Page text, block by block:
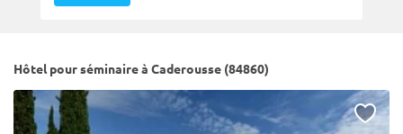
Hôtel pour séminaire à Caderousse (84860)